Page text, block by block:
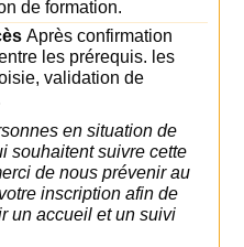
de formation.
Après confirmation
les prérequis. les
validation de
en situation de
souhaitent suivre cette
de nous prévenir au
inscription afin de
un accueil et un suivi